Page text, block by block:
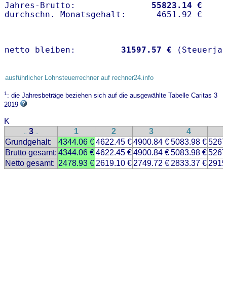
Jahres-Brutto: 55823.14 €
netto bleiben: 31597.57 €
ausführlicher Lohnsteuerrechner auf rechner24.info
1: die Jahresbeträge beziehen sich auf die ausgewählte Tabelle Caritas 3
2019
K
.. 3 .. 1 2 3 4
Grundgehalt:
4344.06 €4622.45 €4900.84 €5083.98 €
Brutto gesamt: 4344.06 €4622.45 €4900.84 €5083.98 €
Netto gesamt: 2478.93 € 2619.10 € 2749.72 € 2833.37 €